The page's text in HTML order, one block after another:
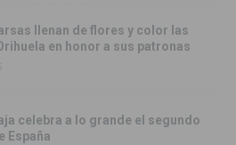
llenan de flores y color las
en honor a sus patronas
celebra a lo grande el segundo
España